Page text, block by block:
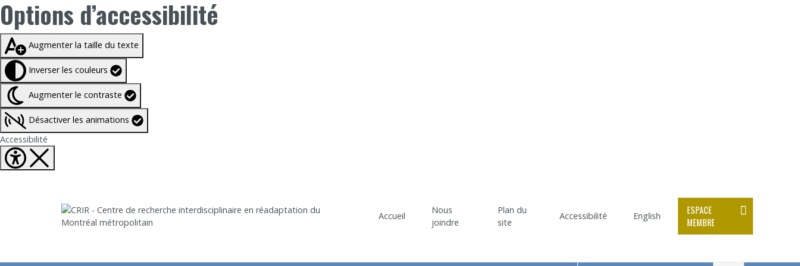
Options d’accessibilité
Taille du texte à100%
Augmenter la taille du texte
Inverser les couleurs
Augmenter le contraste
Désactiver les animations
Accessibilité
Accueil
Nous
joindre
Plan du
site
Accessibilité English
ESPACE
MEMBRE